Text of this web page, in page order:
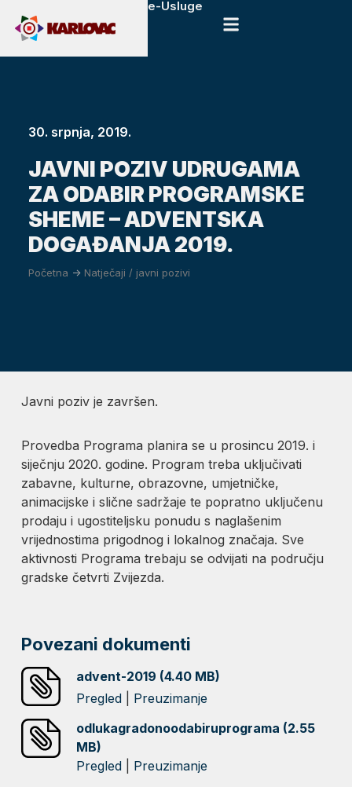
e-Usluge
30. srpnja, 2019.
JAVNI POZIV UDRUGAMA
ZA ODABIR PROGRAMSKE
SHEME – ADVENTSKA
DOGAĐANJA 2019.
Početna -> Natječaji / javni pozivi
Javni poziv je završen.
Provedba Programa planira se u prosincu 2019. i
siječnju 2020. godine. Program treba uključivati
zabavne, kulturne, obrazovne, umjetničke,
animacijske i slične sadržaje te popratno uključenu
prodaju i ugostiteljsku ponudu s naglašenim
vrijednostima prigodnog i lokalnog značaja. Sve
aktivnosti Programa trebaju se odvijati na području
gradske četvrti Zvijezda.
Povezani dokumenti
advent-2019 (4.40 MB)
Pregled
Preuzimanje
odlukagradonoodabiruprograma (2.55
MB)
Pregled
Preuzimanje